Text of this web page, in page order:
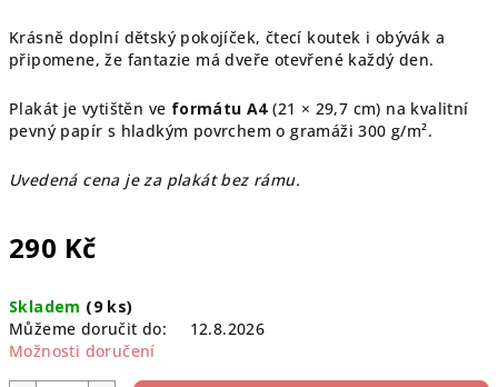
Krásně doplní dětský pokojíček, čtecí koutek i obývák a
připomene, že fantazie má dveře otevřené každý den.
Plakát je vytištěn ve formátu A4(21 × 29,7 cm) na kvalitní
pevný papír s hladkým povrchem o gramáži 300 g/m².
Uvedená cena je za plakát bez rámu.
290 Kč
cena:
Skladem (9 ks)
Můžeme doručit do:
12.8.2026
Možnosti doručení